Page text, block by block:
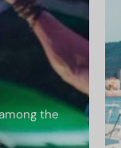
the